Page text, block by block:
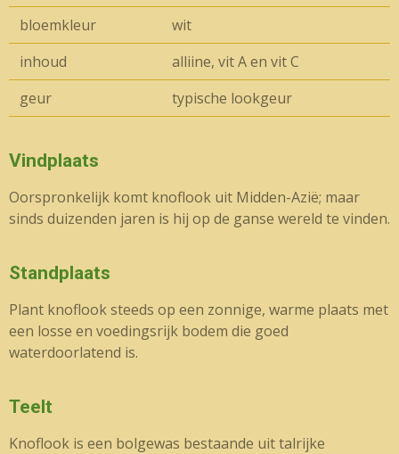
bloemkleur
wit
inhoud
alliine, vit A en vit C
geur
typische lookgeur
Vindplaats
Oorspronkelijk komt knoflook uit Midden-Azië; maar
sinds duizenden jaren is hij op de ganse wereld te vinden.
Standplaats
Plant knoflook steeds op een zonnige, warme plaats met
een losse en voedingsrijk bodem die goed
waterdoorlatend is.
Teelt
Knoflook is een bolgewas bestaande uit talrijke